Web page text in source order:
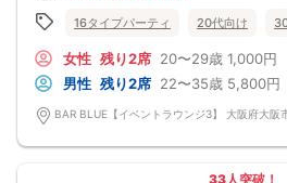
■留意事項
等）によりイベント中止になる可能性もございます
交通費等の補償は致しかねますのであらかじめご了
・当日は時間に余裕をもってお越しください。10分
【その他】
男女5対5
16タイプパーティ 20代向け
女性 残り2席 20〜29歳 1,000円
男性 残り2席 22〜35歳 5,800円
BAR BLUE【イベントラウンジ3】 大阪府大
33人突破！